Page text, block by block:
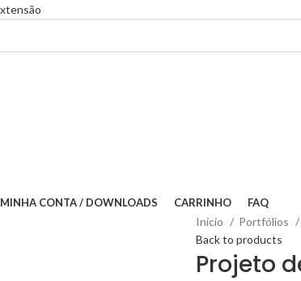
MINHA CONTA / DOWNLOADS CARRINHO FAQ
Início Portfólios
Back to products
Projeto